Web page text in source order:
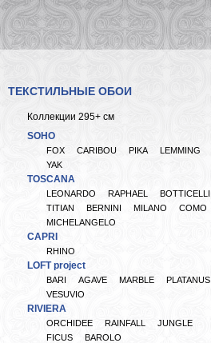
ТЕКСТИЛЬНЫЕ ОБОИ
Коллекции 295+ см
SOHO
FOX CARIBOU PIKA
LEMMING
YAK
TOSCANA
LEONARDO RAPHAEL
BOTTICELLI
TITIAN
BERNINI MILANO
COMO
MICHELANGELO
CAPRI
RHINO
LOFT project
BARI AGAVE MARBLE
PLATANUS
VESUVIO
RIVIERA
ORCHIDEE RAINFALL
JUNGLE
FICUS
BAROLO